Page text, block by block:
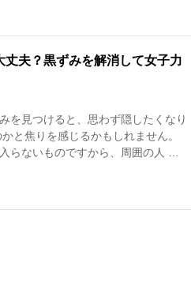
丈夫？黒ずみを解消して女子力
を見つけると、思わず隠したくなり
と焦りを感じるかもしれません。
らないものですから、周囲の人 …